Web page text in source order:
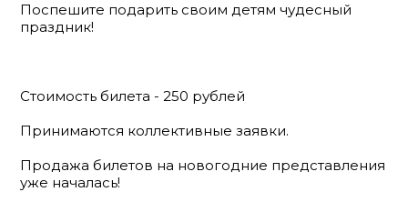
Поспешите подарить своим детям чудесный
праздник!
Стоимость билета - 250 рублей
Принимаются коллективные заявки.
Продажа билетов на новогодние представления
уже началась!